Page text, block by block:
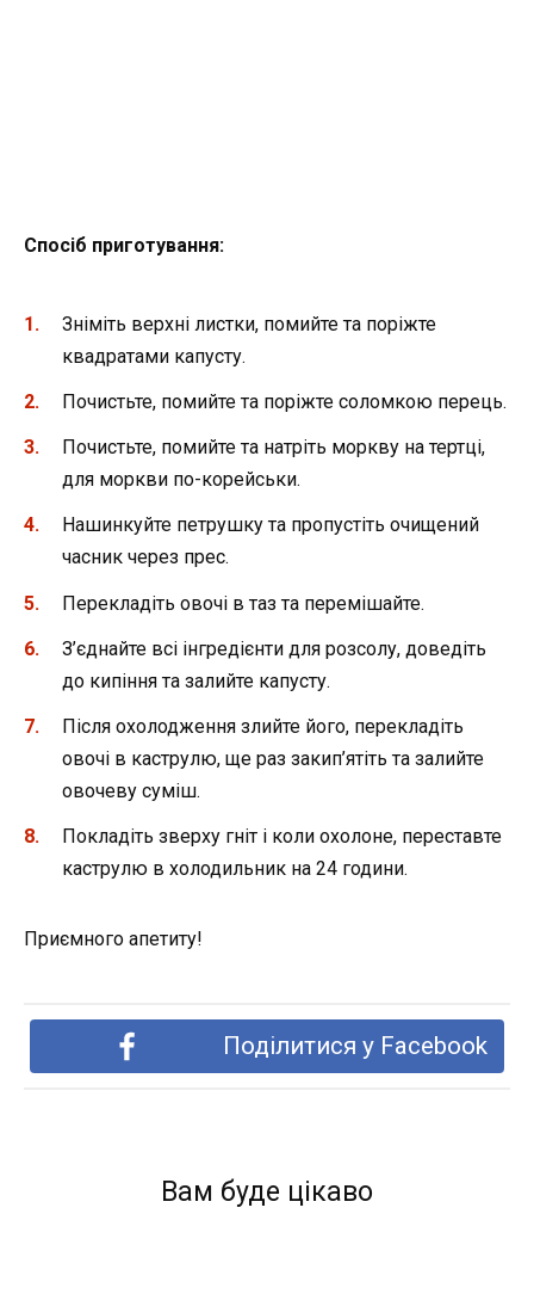
Спосіб приготування:
Зніміть верхні листки, помийте та поріжте
квадратами капусту.
Почистьте, помийте та поріжте соломкою перець.
Почистьте, помийте та натріть моркву на тертці,
для моркви по-корейськи.
Нашинкуйте петрушку та пропустіть очищений
часник через прес.
Перекладіть овочі в таз та перемішайте.
З’єднайте всі інгредієнти для розсолу, доведіть
до кипіння та залийте капусту.
Після охолодження злийте його, перекладіть
овочі в каструлю, ще раз закип’ятіть та залийте
овочеву суміш.
Покладіть зверху гніт і коли охолоне, переставте
каструлю в холодильник на 24 години.
Приємного апетиту!
Поділитися у Facebook
Вам буде цікаво